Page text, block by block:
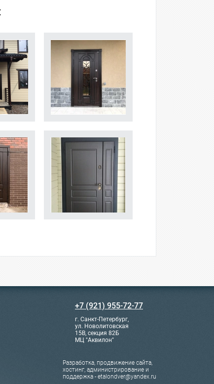
+7 (921) 955-72-77
г. Санкт-Петербург,
ул. Новолитовская
15В, секция 82Б
МЦ "Аквилон"
Разработка, продвижение сайта,
хостинг, администрирование и
поддержка - etalondver@yandex.ru